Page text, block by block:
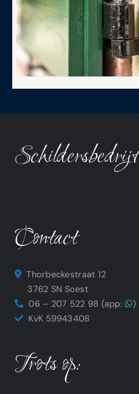
Schildersbedrijf
Contact
Thorbeckestraat 12
3762 SN Soest
06 – 207 522 98 (app:
)
KvK 59943408
Trots op: